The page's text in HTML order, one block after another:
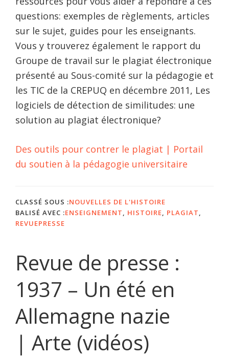
questions: exemples de règlements, articles
sur le sujet, guides pour les enseignants.
Vous y trouverez également le rapport du
Groupe de travail sur le plagiat électronique
présenté au Sous-comité sur la pédagogie et
les TIC de la CREPUQ en décembre 2011, Les
logiciels de détection de similitudes: une
solution au plagiat électronique?
Des outils pour contrer le plagiat | Portail
du soutien à la pédagogie universitaire
CLASSÉ SOUS :NOUVELLES DE L'HISTOIRE
BALISÉ AVEC :ENSEIGNEMENT HISTOIRE PLAGIAT
REVUEPRESSE
Revue de presse :
1937 – Un été en
Allemagne nazie
| Arte (vidéos)